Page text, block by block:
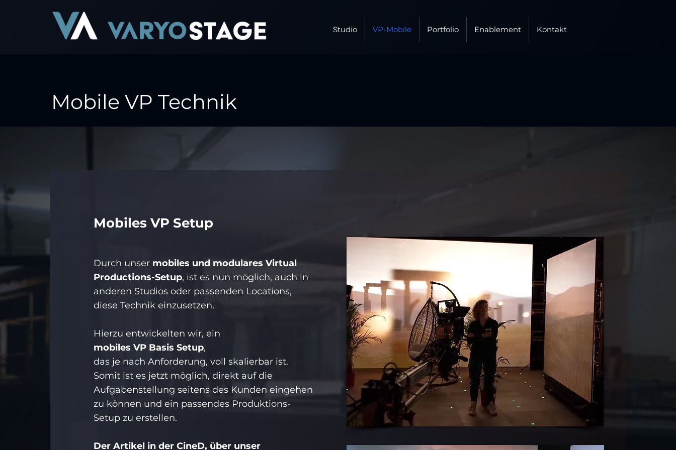
Studio VP-Mobile Portfolio Enablement Kontakt
Mobile VP Technik
Mobiles VP Setup
Durch unser mobiles und modulares Virtual
Productions-Setup, ist es nun möglich, auch in
anderen Studios oder passenden Locations,
diese Technik einzusetzen.
Hierzu entwickelten wir, ein
mobiles VP Basis Setup,
das je nach Anforderung, voll skalierbar ist.
Somit ist es jetzt möglich, direkt auf die
Aufgabenstellung seitens des Kunden eingehen
zu können und ein passendes Produktions-
Setup zu erstellen.
Der Artikel in der CineD, über unser